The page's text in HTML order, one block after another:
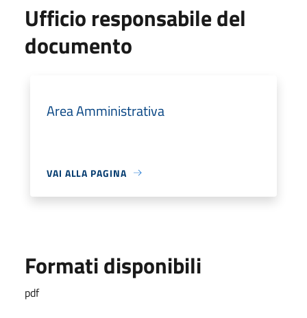
Ufficio responsabile del
documento
Area Amministrativa
VAI ALLA PAGINA
Formati disponibili
pdf